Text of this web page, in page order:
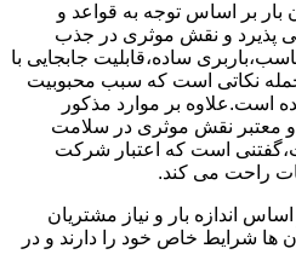
بار بر اساس توجه به قواعد و
و نقش موثری در جذب
ساده،قابلیت جابجایی با
نکاتی است که سبب محبوبیت
است.علاوه بر موارد مذکور
معتبر نقش موثری در سلامت
است که اعتبار شرکت
راحت می کند.
اندازه بار و نیاز مشتریان
شرایط خاص خود را دارند و در